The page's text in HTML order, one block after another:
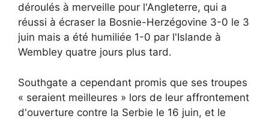
déroulés à merveille pour l'Angleterre, qui a
réussi à écraser la Bosnie-Herzégovine 3-0 le 3
juin mais a été humiliée 1-0 par l'Islande à
Wembley quatre jours plus tard.
Southgate a cependant promis que ses troupes
« seraient meilleures » lors de leur affrontement
d'ouverture contre la Serbie le 16 juin, et le